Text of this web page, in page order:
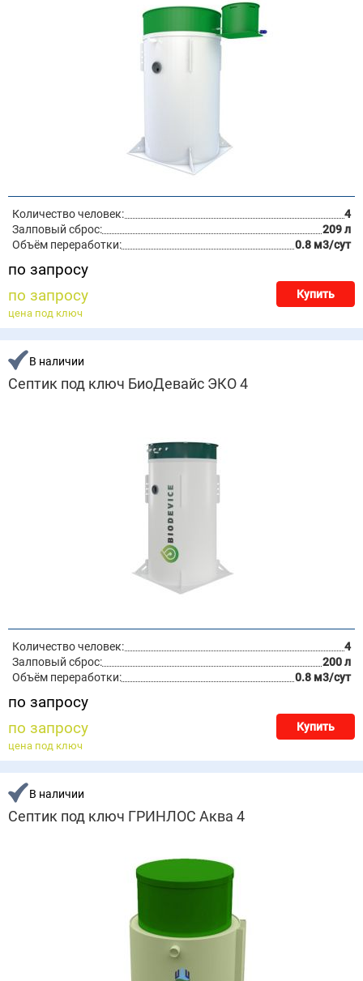
Количество человек:
4
Залповый сброс:
209 л
Объём переработки:
0.8 м3/сут
по запросу
по запросу
Купить
цена под ключ
В наличии
Септик под ключ БиоДевайс ЭКО 4
Количество человек:
4
Залповый сброс:
200 л
Объём переработки:
0.8 м3/сут
по запросу
по запросу
Купить
цена под ключ
В наличии
Септик под ключ ГРИНЛОС Аква 4